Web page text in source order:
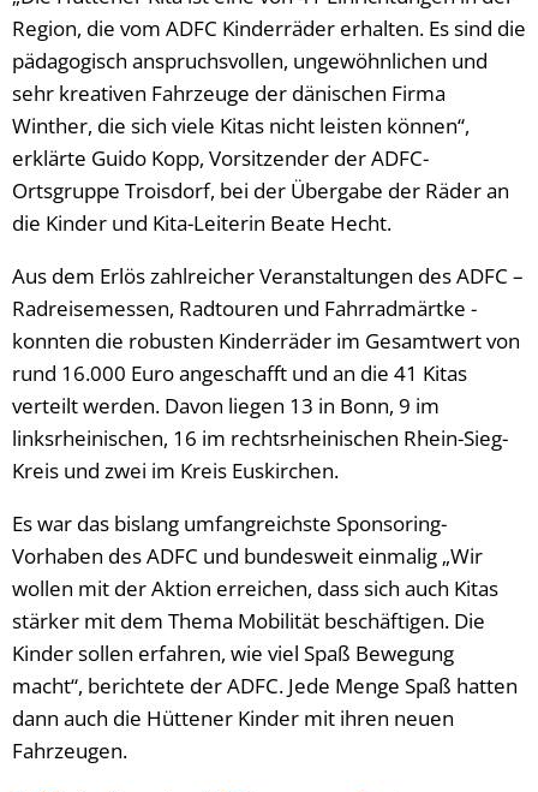
Region, die vom ADFC Kinderräder erhalten. Es sind die
pädagogisch anspruchsvollen, ungewöhnlichen und
sehr kreativen Fahrzeuge der dänischen Firma
Winther, die sich viele Kitas nicht leisten können“,
erklärte Guido Kopp, Vorsitzender der ADFC-
Ortsgruppe Troisdorf, bei der Übergabe der Räder an
die Kinder und Kita-Leiterin Beate Hecht.
Aus dem Erlös zahlreicher Veranstaltungen des ADFC –
Radreisemessen, Radtouren und Fahrradmärtke -
konnten die robusten Kinderräder im Gesamtwert von
rund 16.000 Euro angeschafft und an die 41 Kitas
verteilt werden. Davon liegen 13 in Bonn, 9 im
linksrheinischen, 16 im rechtsrheinischen Rhein-Sieg-
Kreis und zwei im Kreis Euskirchen.
Es war das bislang umfangreichste Sponsoring-
Vorhaben des ADFC und bundesweit einmalig „Wir
wollen mit der Aktion erreichen, dass sich auch Kitas
stärker mit dem Thema Mobilität beschäftigen. Die
Kinder sollen erfahren, wie viel Spaß Bewegung
macht“, berichtete der ADFC. Jede Menge Spaß hatten
dann auch die Hüttener Kinder mit ihren neuen
Fahrzeugen.